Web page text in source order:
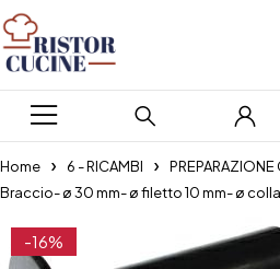
Home 6 - RICAMBI PREPARAZIONE
Braccio- ø 30 mm- ø filetto 10 mm- ø
-16%